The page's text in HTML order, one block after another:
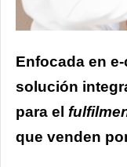
Enfocada en
solución
para el
que venden